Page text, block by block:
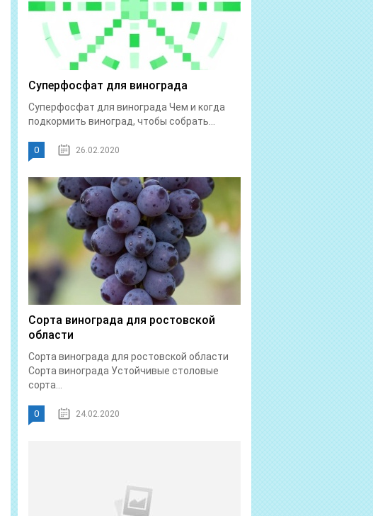
Суперфосфат для винограда
Суперфосфат для винограда Чем и когда
подкормить виноград, чтобы собрать...
0 26.02.2020
Сорта винограда для ростовской
области
Сорта винограда для ростовской области
Сорта винограда Устойчивые столовые
сорта...
0 24.02.2020